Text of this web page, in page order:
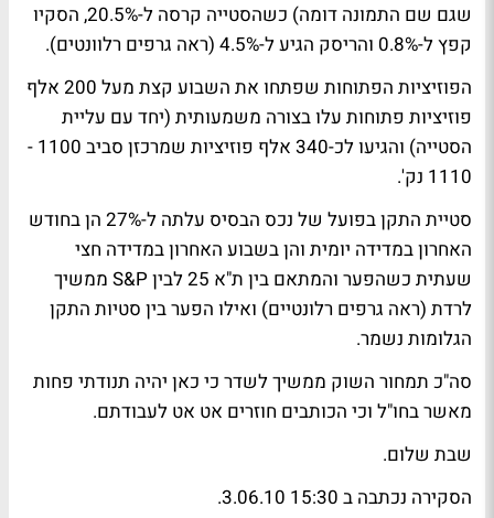
שגם שם התמונה דומה) כשהסטייה קרסה ל-20.5%, הסקיו
קפץ ל-0.8% והריסק הגיע ל-4.5% (ראה גרפים רלוונטים).
הפוזיציות הפתוחות שפתחו את השבוע קצת מעל 200 אלף
פוזיציות פתוחות עלו בצורה משמעותית (יחד עם עליית
הסטייה) והגיעו לכ-340 אלף פוזיציות שמרכזן סביב 1100 -
1110 נק'.
סטיית התקן בפועל של נכס הבסיס עלתה ל-27% הן בחודש
האחרון במדידה יומית והן בשבוע האחרון במדידה חצי
שעתית כשהפער והמתאם בין ת"א 25 לבין S&P ממשיך
לרדת (ראה גרפים רלונטיים) ואילו הפער בין סטיות התקן
הגלומות נשמר.
סה"כ תמחור השוק ממשיך לשדר כי כאן יהיה תנודתי פחות
מאשר בחו"ל וכי הכותבים חוזרים אט אט לעבודתם.
שבת שלום.
הסקירה נכתבה ב 15:30 3.06.10.